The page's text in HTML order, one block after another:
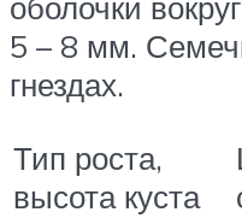
5 – 8 мм.
гнездах.
Тип роста,
высота куста